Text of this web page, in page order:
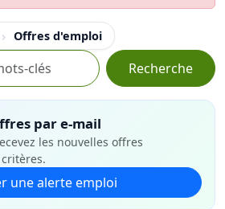
Offres d'emploi
Recherche
par e-mail
les nouvelles offres
une alerte emploi